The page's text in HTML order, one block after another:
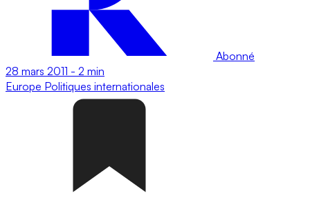
Abonné
28 mars 2011 - 2 min
Europe Politiques internationales